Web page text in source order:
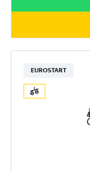
EUROSTART